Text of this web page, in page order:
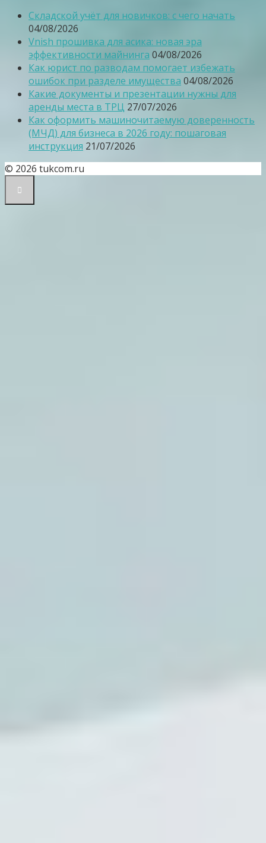
Складской учёт для новичков: с чего начать
04/08/2026
Vnish прошивка для асика: новая эра
эффективности майнинга 04/08/2026
Как юрист по разводам помогает избежать
ошибок при разделе имущества 04/08/2026
Какие документы и презентации нужны для
аренды места в ТРЦ 27/07/2026
Как оформить машиночитаемую доверенность
(МЧД) для бизнеса в 2026 году: пошаговая
инструкция 21/07/2026
© 2026 tukcom.ru